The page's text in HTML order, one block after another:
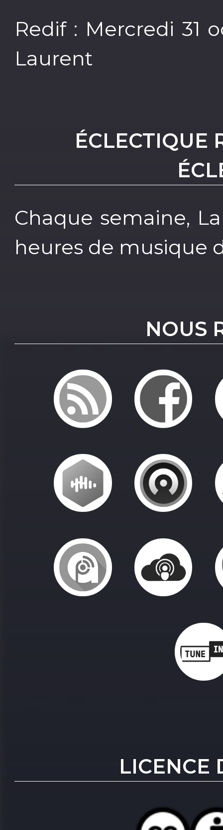
Redif : Mercredi 31
Laurent
ÉCLECTIQUE
Chaque semaine,
heures de musique
NOUS
LICENCE